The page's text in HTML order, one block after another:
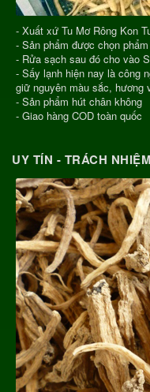
- Xuất xứ Tu Mơ Rông Kon
- Sản phẩm được chọn
- Rửa sạch sau đó cho vào
- Sấy lạnh hiện nay là công
giữ nguyên màu sắc, hương
- Sản phẩm hút chân không
- Giao hàng COD toàn quốc
UY TÍN - TRÁCH